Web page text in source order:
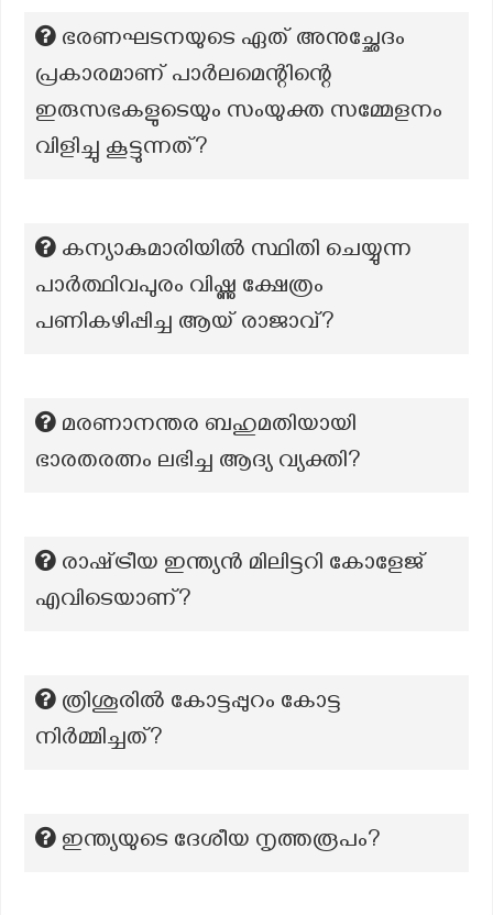
ഭരണഘടനയുടെ ഏത് അനുച്ഛേദം
പ്രകാരമാണ് പാർലമെന്റിന്റെ
ഇരുസഭകളുടെയും സംയുക്ത സമ്മേളനം
വിളിച്ചു കൂട്ടുന്നത്?
കന്യാകുമാരിയിൽ സ്ഥിതി ചെയ്യുന്ന
പാർത്ഥിവപുരം വിഷ്ണു ക്ഷേത്രം
പണികഴിപ്പിച്ച ആയ് രാജാവ്?
മരണാനന്തര ബഹുമതിയായി
ഭാരതരത്നം ലഭിച്ച ആദ്യ വ്യക്തി?
രാഷ്‌ട്രീയ ഇന്ത്യൻ മിലിട്ടറി കോളേജ്
എവിടെയാണ്?
ത്രിശൂരിൽ കോട്ടപ്പുറം കോട്ട
നിർമ്മിച്ചത്?
ഇന്ത്യയുടെ ദേശീയ നൃത്തരൂപം?